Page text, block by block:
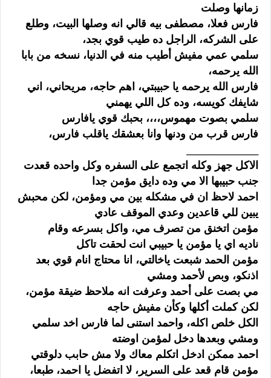
زمانها وصلت
فارس فعلا، مصطفى بيه قالي انه وصلها البيت، وطلع
على الشركه، الراجل ده طيب قوي بجد،
سلمي عمي مفيش أطيب منه في الدنيا، نسخه من بابا
الله يرحمه،
فارس الله يرحمه يا حبيبتي، اهم حاجه، مريحاني، اني
شايفك كويسه، وده كل اللي يهمني
سلمي بصوت مهموس،،،، بحبك قوي يافارس
فارس قرب من ودنها وانا بعشقك ياقلب فارس،
الاكل جهز وكله اتجمع على السفره وكل واحده قعدت
جنب حبيبها الا مي وده دايق مؤمن جدا
احمد لاحظ ان في مشكله بين مي ومؤمن، لكن محبش
يبين للي قاعدين وعدي الموقف عادي
مؤمن اتخنق من تصرف مي، واكل بسرعه وقام
ناديه اي يا مؤمن يا حبيبي انت لحقت تاكل
مؤمن الحمد شبعت ياخالتي، انا محتاج انام قوي بعد
اذنكو، وبص لأحمد ومشي
مي بصت على أحمد وعرفت انه ملاحظ ضيقة مؤمن،
لكن كملت أكلها وكأن مفيش حاجه
الكل خلص اكله، واحمد استنى لما فارس اخد سلمي
ومشي وبعدها دخل لمؤمن اوضته
احمد ممكن ادخل اتكلم معاك ولا مش حابب دلوقتي
مؤمن قام قعد على السرير، لا اتفضل يا احمد، طبعا،